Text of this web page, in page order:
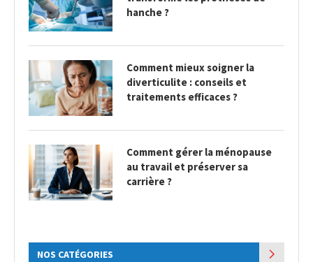
hanche ?
Comment mieux soigner la
diverticulite : conseils et
traitements efficaces ?
Comment gérer la ménopause
au travail et préserver sa
carrière ?
NOS CATÉGORIES